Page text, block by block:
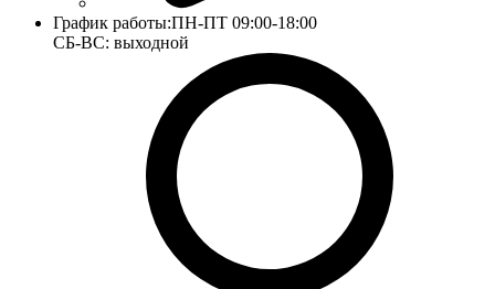
График работы:ПН-ПТ 09:00-18:00
СБ-ВС: выходной